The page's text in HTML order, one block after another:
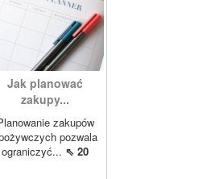
Jak planować
zakupy...
zakupów
pozwala
ograniczyć... ⇖ 20